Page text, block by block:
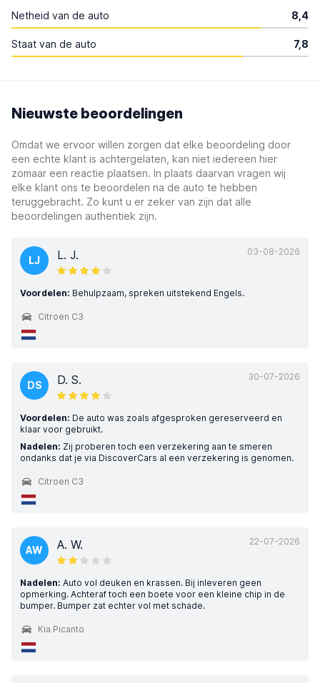
Netheid van de auto 8,4
Staat van de auto 7,8
Nieuwste beoordelingen
Omdat we ervoor willen zorgen dat elke beoordeling door
een echte klant is achtergelaten, kan niet iedereen hier
zomaar een reactie plaatsen. In plaats daarvan vragen wij
elke klant ons te beoordelen na de auto te hebben
teruggebracht. Zo kunt u er zeker van zijn dat alle
beoordelingen authentiek zijn.
03-08-2026
LJ L. J.
Voordelen: Behulpzaam, spreken uitstekend Engels.
Citroen C3
30-07-2026
DS D. S.
Voordelen: De auto was zoals afgesproken gereserveerd en
klaar voor gebruikt.
Nadelen: Zij proberen toch een verzekering aan te smeren
ondanks dat je via DiscoverCars al een verzekering is genomen.
Citroen C3
22-07-2026
AW A. W.
Nadelen: Auto vol deuken en krassen. Bij inleveren geen
opmerking. Achteraf toch een boete voor een kleine chip in de
bumper. Bumper zat echter vol met schade.
Kia Picanto